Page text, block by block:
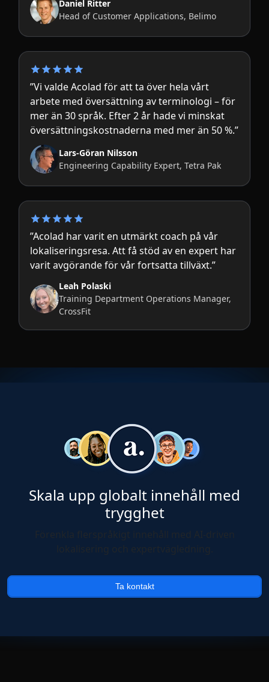
Daniel Ritter
Head of Customer Applications, Belimo
”Vi valde Acolad för att ta över hela vårt
arbete med översättning av terminologi – för
mer än 30 språk. Efter 2 år hade vi minskat
översättningskostnaderna med mer än 50 %.”
Lars-Göran Nilsson
Engineering Capability Expert, Tetra Pak
”Acolad har varit en utmärkt coach på vår
lokaliseringsresa. Att få stöd av en expert har
varit avgörande för vår fortsatta tillväxt.”
Leah Polaski
Training Department Operations Manager,
CrossFit
Skala upp globalt innehåll med
trygghet
Ta kontakt